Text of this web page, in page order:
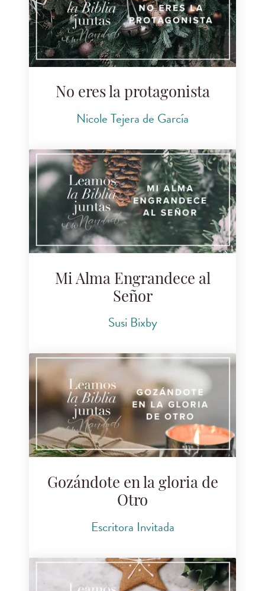
No eres la protagonista
Nicole Tejera de García
Mi Alma Engrandece al
Señor
Susi Bixby
Gozándote en la gloria de
Otro
Escritora Invitada